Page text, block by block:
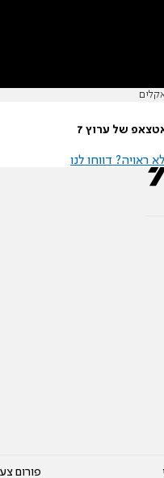
של ערוץ 7
דווחו לנו
פורום